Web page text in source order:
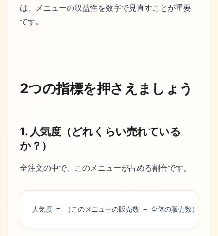
は、メニューの収益性を数字で見直すことが重要
です。
2つの指標を押さえましょう
1. 人気度（どれくらい売れている
か？）
全注文の中で、このメニューが占める割合です。
人気度 = （このメニューの販売数 ÷ 全体の販売数）× 100